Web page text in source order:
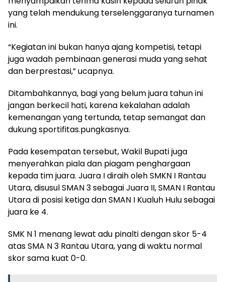
yang telah mendukung terselenggaranya turnamen
ini.
“Kegiatan ini bukan hanya ajang kompetisi, tetapi
juga wadah pembinaan generasi muda yang sehat
dan berprestasi,” ucapnya.
Ditambahkannya, bagi yang belum juara tahun ini
jangan berkecil hati, karena kekalahan adalah
kemenangan yang tertunda, tetap semangat dan
dukung sportifitas.pungkasnya.
Pada kesempatan tersebut, Wakil Bupati juga
menyerahkan piala dan piagam penghargaan
kepada tim juara. Juara I diraih oleh SMKN I Rantau
Utara, disusul SMAN 3 sebagai Juara II, SMAN I Rantau
Utara di posisi ketiga dan SMAN I Kualuh Hulu sebagai
juara ke 4.
SMK N 1 menang lewat adu pinalti dengan skor 5-4
atas SMA N 3 Rantau Utara, yang di waktu normal
skor sama kuat 0-0.